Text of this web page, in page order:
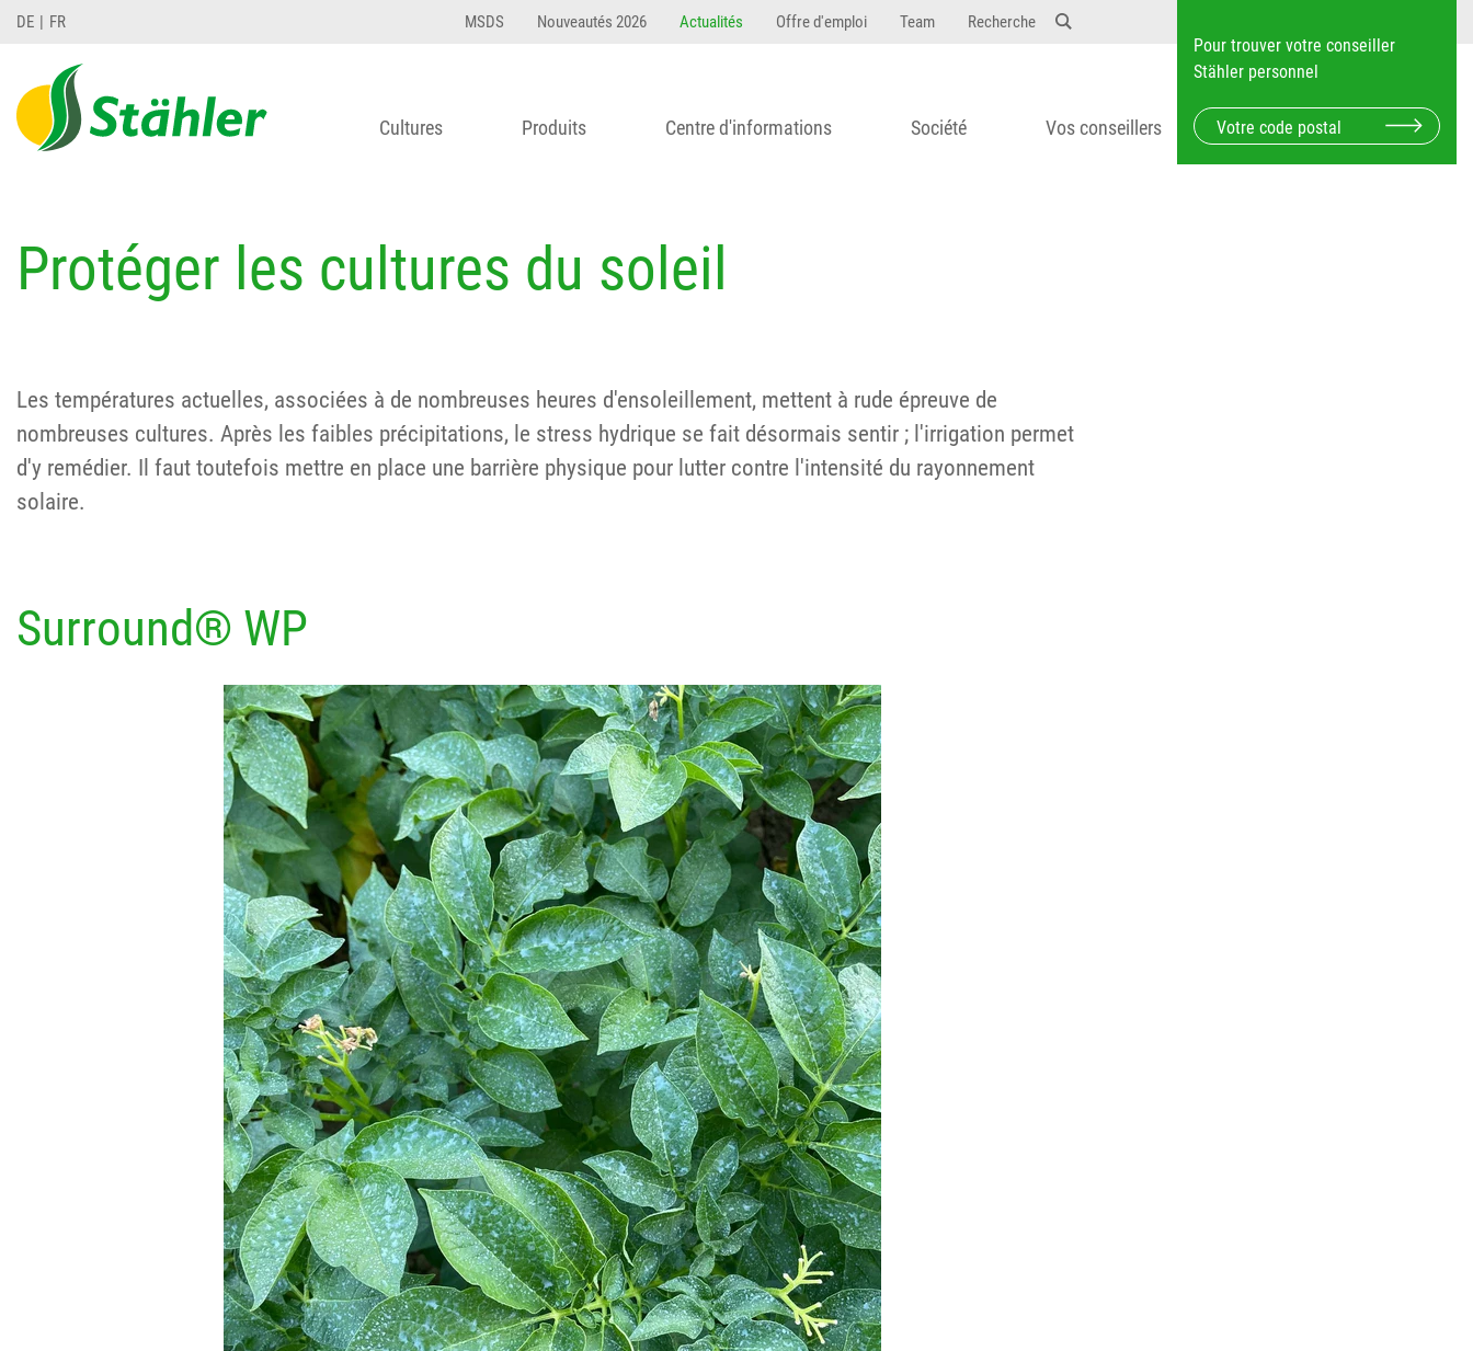
DE FR MSDS Nouveautés 2026 Actualités Offre d'emploi Team Recherche
Pour trouver votre conseiller
Stähler personnel
Cultures Produits Centre d'informations Société Vos conseillers
Protéger les cultures du soleil
Les températures actuelles, associées à de nombreuses heures d'ensoleillement, mettent à rude épreuve de
nombreuses cultures. Après les faibles précipitations, le stress hydrique se fait désormais sentir ; l'irrigation permet
d'y remédier. Il faut toutefois mettre en place une barrière physique pour lutter contre l'intensité du rayonnement
solaire.
Surround® WP